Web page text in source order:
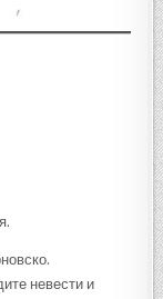
невести и